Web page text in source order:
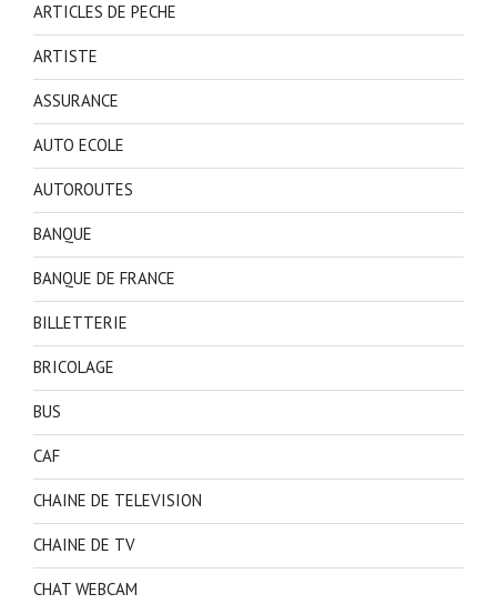
ARTICLES DE PECHE
ARTISTE
ASSURANCE
AUTO ECOLE
AUTOROUTES
BANQUE
BANQUE DE FRANCE
BILLETTERIE
BRICOLAGE
BUS
CAF
CHAINE DE TELEVISION
CHAINE DE TV
CHAT WEBCAM